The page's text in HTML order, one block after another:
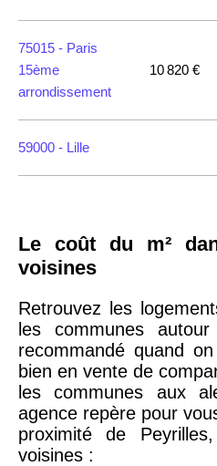
75015 - Paris
15ème
arrondissement
10 820 €
59000 - Lille
75018 -
arrondissement
75020 -Paris
20ème
arrondissement
9 623 €
75019 -Paris
Le coût du m²
voisines
Retrouvez les
les communes
recommandé quand
bien en vente de
les communes aux
agence repère pour
proximité de
voisines :